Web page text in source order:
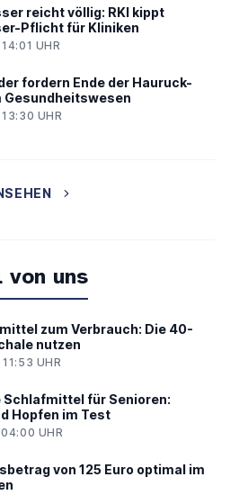
reicht völlig: RKI kippt
Pflicht für Kliniken
UHR
fordern Ende der Hauruck-
Gesundheitswesen
UHR
uns
zum Verbrauch: Die 40-
nutzen
UHR
Schlafmittel für Senioren:
Hopfen im Test
UHR
von 125 Euro optimal im